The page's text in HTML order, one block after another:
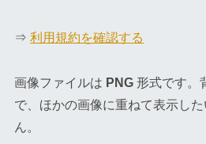
⇒利用規約を確認する
画像ファイルは PNG 形式です。
で、ほかの画像に重ねて表示し
ん。